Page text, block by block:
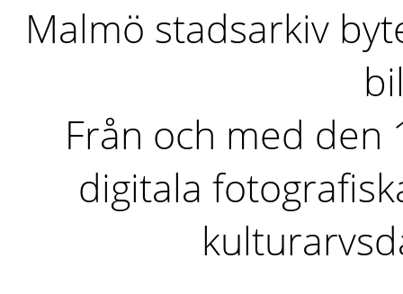
Malmö stadsarkiv
Från och med den
digitala